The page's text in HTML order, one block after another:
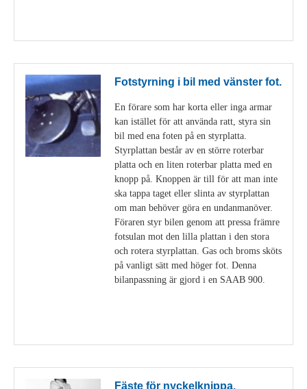
Fotstyrning i bil med vänster fot.
En förare som har korta eller inga armar
kan istället för att använda ratt, styra sin
bil med ena foten på en styrplatta.
Styrplattan består av en större roterbar
platta och en liten roterbar platta med en
knopp på. Knoppen är till för att man inte
ska tappa taget eller slinta av styrplattan
om man behöver göra en undanmanöver.
Föraren styr bilen genom att pressa främre
fotsulan mot den lilla plattan i den stora
och rotera styrplattan. Gas och broms sköts
på vanligt sätt med höger fot. Denna
bilanpassning är gjord i en SAAB 900.
Fäste för nyckelknippa.